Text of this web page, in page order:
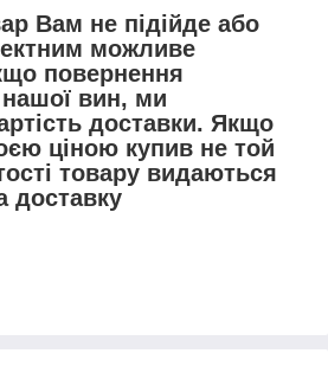
Вам не підійде або
можливе
повернення
нашої вин, ми
доставки. Якщо
ціною купив не той
товару видаються
доставку